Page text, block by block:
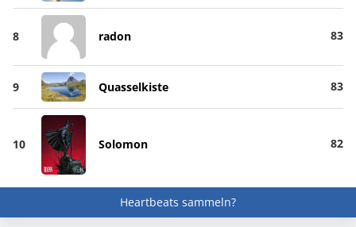
8 radon 83
9 Quasselkiste 83
10 Solomon 82
Heartbeats sammeln?